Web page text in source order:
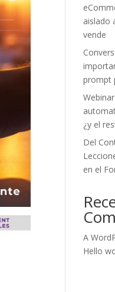
aislado
vende
prompt
¿y el
Del
en el
A
Hello